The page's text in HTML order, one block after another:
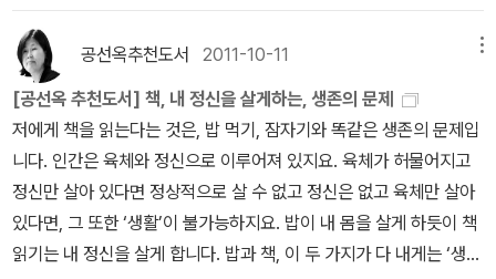
잔인한 인물이었다. 그리고리는다시 아크시냐를 부추겨 그녀의 마음
에 불을 지피고 두 사람의 불타는 사랑이 다시 시작되고 말았던 것이
다. 임신한 상태에서 이러한 사실을 알고 다시 충격에 빠진 그리고리
의 아내 나탈리야는 낙태를 시도하다가 죽음에 이르고, 그 죽음에더
욱 충격을 받아 괴로운 그리고리는 더욱 방황을 하게 되며 그리고리
가 속한 반혁명군의 패색은 더욱 더 짙어만 간다. 이제 모든 현실이 짜
증나고 싫어진 그리고리는 오로지 사랑을 위해 아크시냐와 떠나지만
아크시냐가 티푸스로 생사를 오가게 되자 불가피한 상황에서 그녀를
남에게 의탁하고 혼자서 떠난다.누가 옳은지도알 수 없는민족의 고통
2차, 제3차 페르시아 전쟁으로 명명함으로써 페르시아와 벌인 모든
전쟁에서 승리한 것처럼 만들었습니다. 일반적으로 페르시아 전쟁,이
라면 삼백 명의 스파르타 용사들이 테르모필라이에서 페르시아 대군
의 진격을 며칠 동안 꽁꽁 묶어둔 일을 상기하게 된 것도 다 헤로도토
스가 자신들의 역사만 썼기 때문입니다. 흔히들 역사의 주인공은 이
긴 자, 그리하여 어차피 역사는 이긴 자의 역사라고 합니다만 천만의
말씀. 역사는 기록한 자들의 역사입니다. 그렇게 붓의 힘은 놀랍습니
다. 당신이 이 책을 읽고 기록의 위력만 느낄 수 있어도 나는 만족할
것입니다.사마천, <사기 세가> <사기 서>에 실려 있는 명문장, 보
(이에 대한 강의는 http://blog.aladin.co.kr/mramor/8208487).
대개 19세기 러시아문학 강의를 먼저 들으신 분들이 많을 것 같기는
하지만 19세기 문학이 '선이수 과목'인 것은 아니다. 참고할 만한 문
학사 책으론 미르스키의 <러시아문학사>(써네스트, 2008)와 에드
워드 브라운의 <현대 러시아문학사>(충북대출판부, 2012)가 있다.
요즘은 이 정도 책만 되어도 전공학생들이나 읽기 때문에 부담감을
가지실 필요는 전혀 없다. 다양한 화보를 포함하고 있어서 유익한 참
고가 되는 책은 <러시아의 문학과 혁명>(웅진지식하우스, 2010)이
다. 재작년에 반값할인 판매를 할 때 구입해두었다면 좋을 책이지만,
공선옥추천도서 2011-10-11
[공선옥 추천도서] 책, 내 정신을 살게하는, 생존의 문제
저에게 책을 읽는다는 것은, 밥 먹기, 잠자기와 똑같은 생존의 문제입
니다. 인간은 육체와 정신으로 이루어져 있지요. 육체가 허물어지고
정신만 살아 있다면 정상적으로 살 수 없고 정신은 없고 육체만 살아
있다면, 그 또한 ‘생활’이 불가능하지요. 밥이 내 몸을 살게 하듯이 책
읽기는 내 정신을 살게 합니다. 밥과 책, 이 두 가지가 다 내게는 ‘생